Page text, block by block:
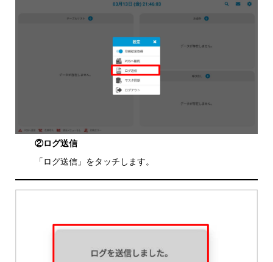
②ログ送信
「ログ送信」をタッチします。